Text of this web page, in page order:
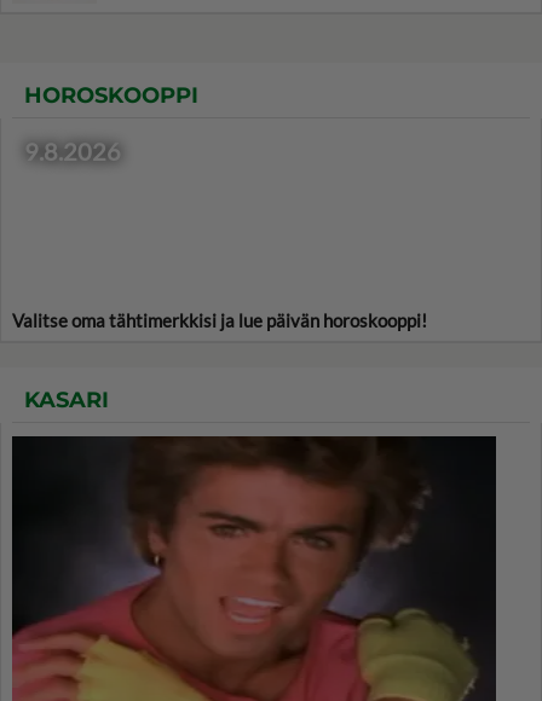
HOROSKOOPPI
9.8.2026
Valitse oma tähtimerkkisi ja lue päivän horoskooppi!
KASARI